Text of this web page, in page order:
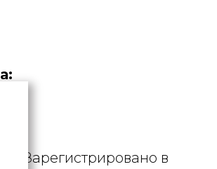
Зарегистрировано в